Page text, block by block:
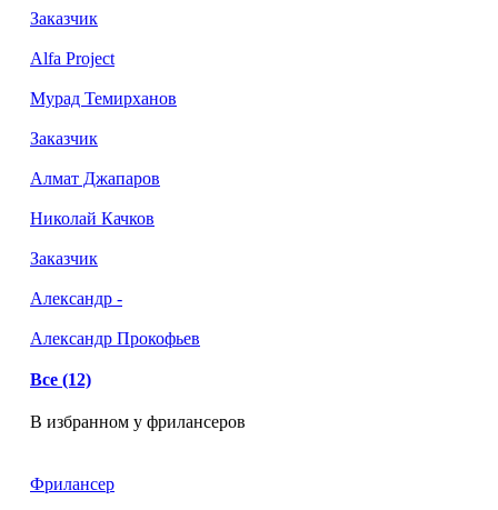
Заказчик
Alfa Project
Мурад Темирханов
Заказчик
Алмат Джапаров
Николай Качков
Заказчик
Александр -
Александр Прокофьев
Все (12)
В избранном у фрилансеров
Фрилансер